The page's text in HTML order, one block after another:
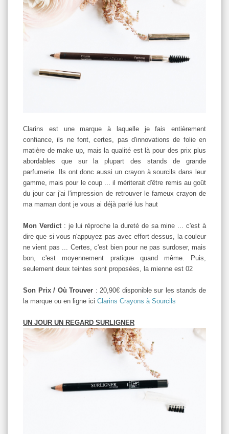
Clarins est une marque à laquelle je fais entièrement
confiance, ils ne font, certes, pas d'innovations de folie en
matière de make up, mais la qualité est là pour des prix plus
abordables que sur la plupart des stands de grande
parfumerie. Ils ont donc aussi un crayon à sourcils dans leur
gamme, mais pour le coup ... il mériterait d'être remis au goût
du jour car j'ai l'impression de retrouver le fameux crayon de
ma maman dont je vous ai déjà parlé lus haut
Mon Verdict : je lui réproche la dureté de sa mine ... c'est à
dire que si vous n'appuyez pas avec effort dessus, la couleur
ne vient pas ... Certes, c'est bien pour ne pas surdoser, mais
bon, c'est moyennement pratique quand même. Puis,
seulement deux teintes sont proposées, la mienne est 02
Son Prix / Où Trouver : 20,90€ disponible sur les stands de
la marque ou en ligne ici Clarins Crayons à Sourcils
UN JOUR UN REGARD SURLIGNER